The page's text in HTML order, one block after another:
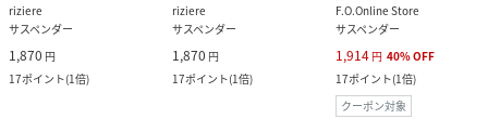
riziere
サスペンダー
1,870 円
17ポイント(1倍)
riziere
サスペンダー
1,870 円
17ポイント(1倍)
F.O.Online Store
サスペンダー
1,914 円 40%OFF
17ポイント(1倍)
クーポン対象